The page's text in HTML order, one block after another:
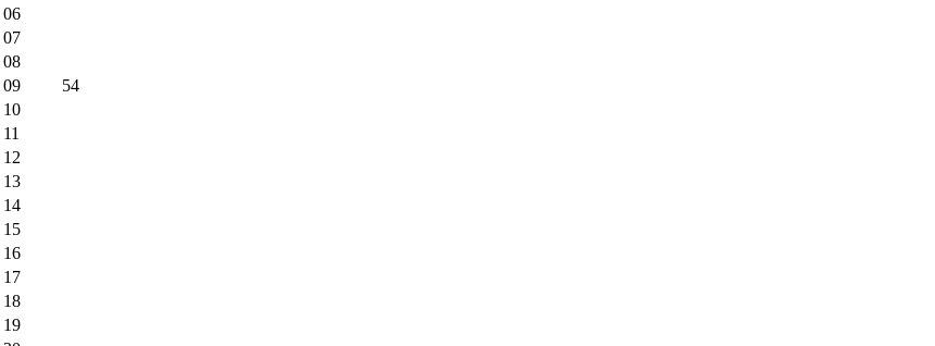
06
07
08
09
54
10
11
12
13
14
15
16
17
18
19